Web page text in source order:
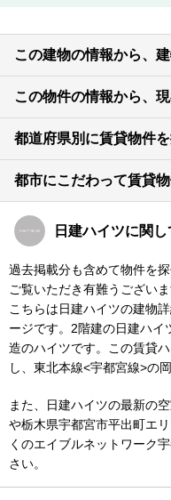
この建物の情報から、
この物件の情報から、
都道府県別に賃貸物件
都市にこだわって賃貸
日建ハイツに関し
過去掲載分も含めて物件を
ご覧いただき有難うございま
こちらは日建ハイツの建物
ージです。2階建の日建ハ
造のハイツです。この賃貸
し、東北本線<宇都宮線>の
また、日建ハイツの最新の
や栃木県宇都宮市平出町エ
くのエイブルネットワーク
さい。